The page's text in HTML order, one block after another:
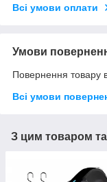
Всі умови оплати
Умови
Повернення товару
Всі умови
З цим товаром